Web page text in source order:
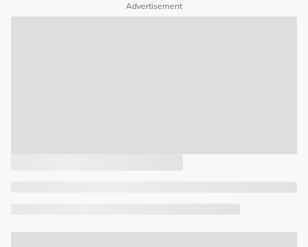
Advertisement